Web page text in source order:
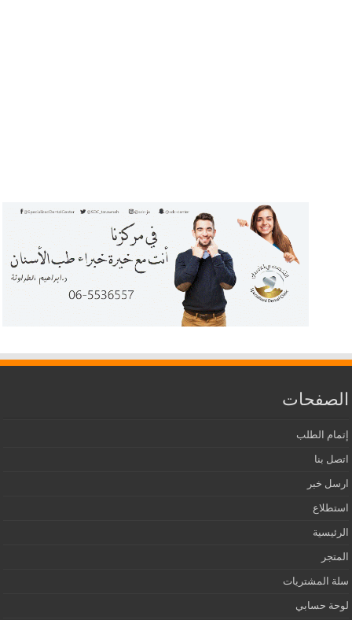
الصفحات
إتمام الطلب
اتصل بنا
ارسل خبر
استطلاع
الرئيسية
المتجر
سلة المشتريات
لوحة حسابي